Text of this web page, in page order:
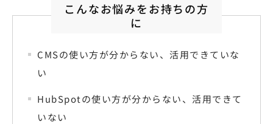
こんなお悩みをお持ちの方
に
CMSの使い方が分からない、活用できていな
い
HubSpotの使い方が分からない、活用できて
いない